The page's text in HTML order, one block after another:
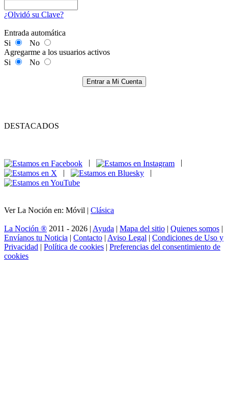
¿Olvidó su Clave?
Entrada automática
Si
No
Agregarme a los usuarios activos
Si
No
Entrar a Mi Cuenta
DESTACADOS
|
|
Ver La Noción en: Móvil | Clásica
La Noción ® 2011 - 2026 | Ayuda | Mapa del sitio | Quienes somos |
Envíanos tu Noticia | Contacto | Aviso Legal | Condiciones de Uso y
Privacidad | Política de cookies | Preferencias del consentimiento de
cookies